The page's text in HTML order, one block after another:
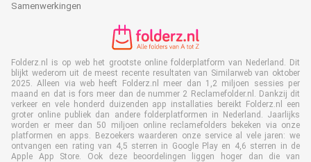
Samenwerkingen
Folderz.nl is op web het grootste online folderplatform van Nederland. Dit
blijkt wederom uit de meest recente resultaten van Similarweb van oktober
2025. Alleen via web heeft Folderz.nl meer dan 1,2 miljoen sessies per
maand en dat is fors meer dan de nummer 2 Reclamefolder.nl. Dankzij dit
verkeer en vele honderd duizenden app installaties bereikt Folderz.nl een
groter online publiek dan andere folderplatformen in Nederland. Jaarlijks
worden er meer dan 50 miljoen online reclamefolders bekeken via onze
platformen en apps. Bezoekers waarderen onze service al vele jaren: we
ontvangen een rating van 4,5 sterren in Google Play en 4,6 sterren in de
Apple App Store. Ook deze beoordelingen liggen hoger dan die van